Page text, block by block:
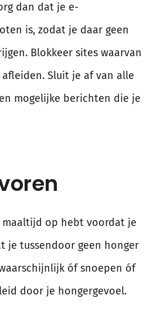
dan dat je e-
is, zodat je daar geen
Blokkeer sites waarvan
Sluit je af van alle
mogelijke berichten die je
maaltijd op hebt voordat je
je tussendoor geen honger
óf snoepen óf
door je hongergevoel.